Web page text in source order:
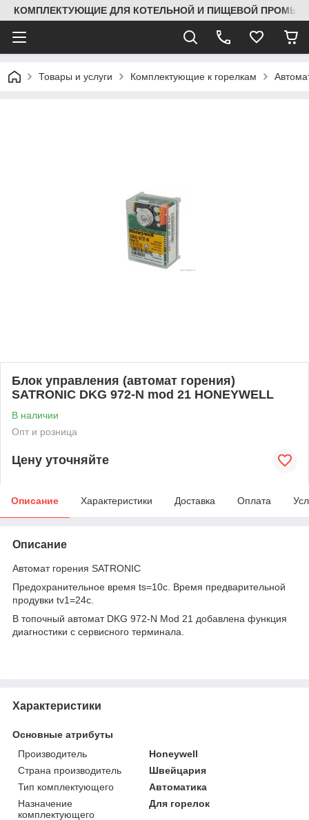
КОМПЛЕКТУЮЩИЕ ДЛЯ КОТЕЛЬНОЙ И ПИЩЕВОЙ
Товары и услуги Комплектующие к горелкам
Блок управления (автомат горения)
SATRONIC DKG 972-N mod 21 HONEYWELL
В наличии
Опт и розница
Цену уточняйте
Описание Характеристики Доставка Оплата
Описание
Автомат горения SATRONIC
Предохранительное время ts=10c. Время предварительной
продувки tv1=24c.
В топочный автомат DKG 972-N Mod 21 добавлена функция
диагностики с сервисного терминала.
Характеристики
Основные атрибуты
Производитель
Honeywell
Страна производитель
Швейцария
Тип комплектующего
Автоматика
Назначение
комплектующего
Для горелок